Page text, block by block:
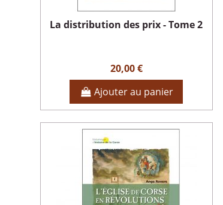
La distribution des prix - Tome 2
20,00 €
Ajouter au panier